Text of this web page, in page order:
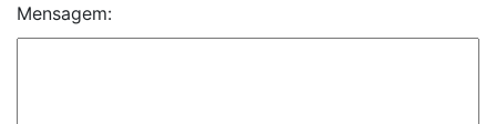
Mensagem: